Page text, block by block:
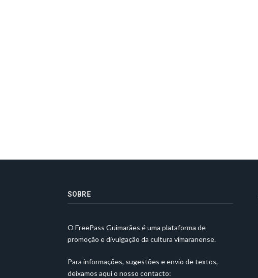
SOBRE
O FreePass Guimarães é uma plataforma de
promoção e divulgação da cultura vimaranense.
Para informações, sugestões e envio de textos,
deixamos aqui o nosso contacto: